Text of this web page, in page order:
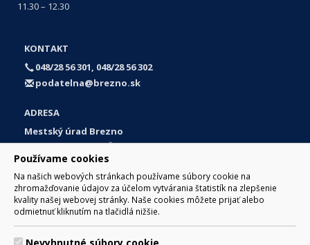
Používame cookies
Na našich webových stránkach používame súbory cookie na
zhromažďovanie údajov za účelom vytvárania štatistík na zlepšenie
kvality našej webovej stránky. Naše cookies môžete prijať alebo
odmietnuť kliknutím na tlačidlá nižšie.
11.30 – 12.30
KONTAKT
048/28 56 301, 048/28 56 302
podatelna@brezno.sk
ADRESA
Mestský úrad Brezno
Námestie gen. M. R. Štefánika 1
977 01 Brezno
Slovakia (Slovak Republic)